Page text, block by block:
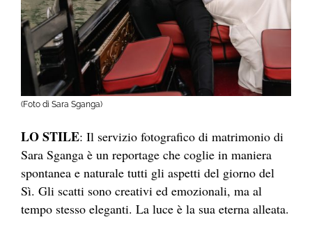
(Foto di Sara Sganga)
LO STILE: Il servizio fotografico di matrimonio di
Sara Sganga è un reportage che coglie in maniera
spontanea e naturale tutti gli aspetti del giorno del
Sì. Gli scatti sono creativi ed emozionali, ma al
tempo stesso eleganti. La luce è la sua eterna alleata.